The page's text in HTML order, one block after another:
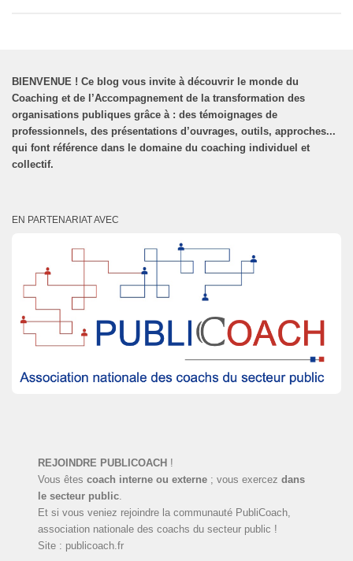
BIENVENUE ! Ce blog vous invite à découvrir le monde du
Coaching et de l’Accompagnement de la transformation des
organisations publiques grâce à : des témoignages de
professionnels, des présentations d’ouvrages, outils, approches...
qui font référence dans le domaine du coaching individuel et
collectif.
EN PARTENARIAT AVEC
REJOINDRE PUBLICOACH !
Vous êtescoach interne ou externe ; vous exercezdans
le secteur public.
Et si vous veniez rejoindre la communauté PubliCoach,
association nationale des coachs du secteur public !
Site : publicoach.fr